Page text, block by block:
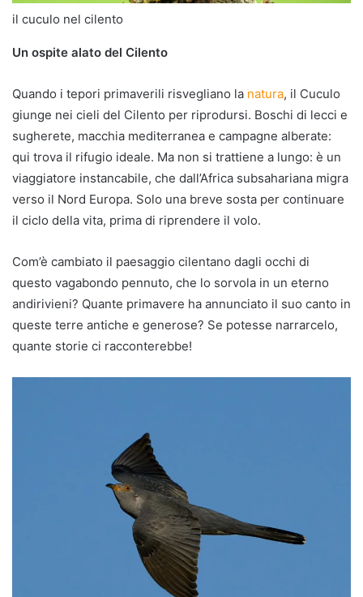
il cuculo nel cilento
Un ospite alato del Cilento
Quando i tepori primaverili risvegliano la natura, il Cuculo
giunge nei cieli del Cilento per riprodursi. Boschi di lecci e
sugherete, macchia mediterranea e campagne alberate:
qui trova il rifugio ideale. Ma non si trattiene a lungo: è un
viaggiatore instancabile, che dall’Africa subsahariana migra
verso il Nord Europa. Solo una breve sosta per continuare
il ciclo della vita, prima di riprendere il volo.
Com’è cambiato il paesaggio cilentano dagli occhi di
questo vagabondo pennuto, che lo sorvola in un eterno
andirivieni? Quante primavere ha annunciato il suo canto in
queste terre antiche e generose? Se potesse narrarcelo,
quante storie ci racconterebbe!